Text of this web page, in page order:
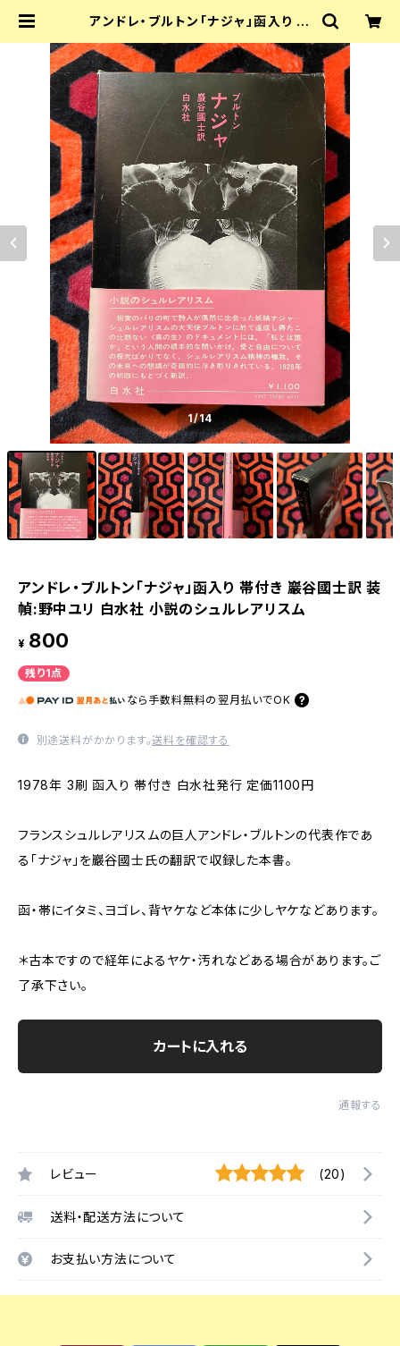
アンドレ・ブルトン「ナジャ」函入り 帯
社 小説のシュルレアリスム | 古書 ま
ずる
1/14
アンドレ・ブルトン「ナジャ」函入り 帯付き 巖谷國士訳 装
幀:野中ユリ 白水社 小説のシュルレアリスム
¥ 800
残り1点
なら 手数料無料の 翌月払いでOK
別途送料がかかります。送料を確認する
1978年 3刷 函入り 帯付き 白水社発行 定価1100円
フランスシュルレアリスムの巨人アンドレ・ブルトンの代表作であ
る「ナジャ」を巖谷國士氏の翻訳で収録した本書。
函・帯にイタミ、ヨゴレ、背ヤケなど本体に少しヤケなどあります。
＊古本ですので経年によるヤケ・汚れなどある場合があります。ご
了承下さい。
カートに入れる
通報する
レビュー (20)
送料・配送方法について
お支払い方法について